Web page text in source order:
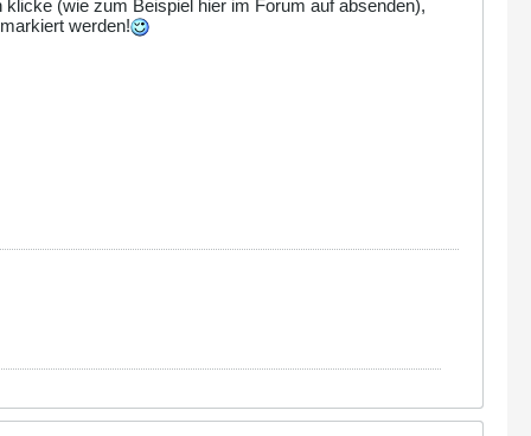
(wie zum Beispiel hier im Forum auf absenden),
werden!